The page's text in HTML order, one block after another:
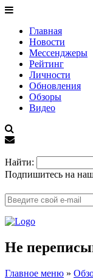
Главная
Новости
Мессенджеры
Рейтинг
Личности
Обновления
Обзоры
Видео
Найти:
Подпишитесь на
Не
Главное меню »